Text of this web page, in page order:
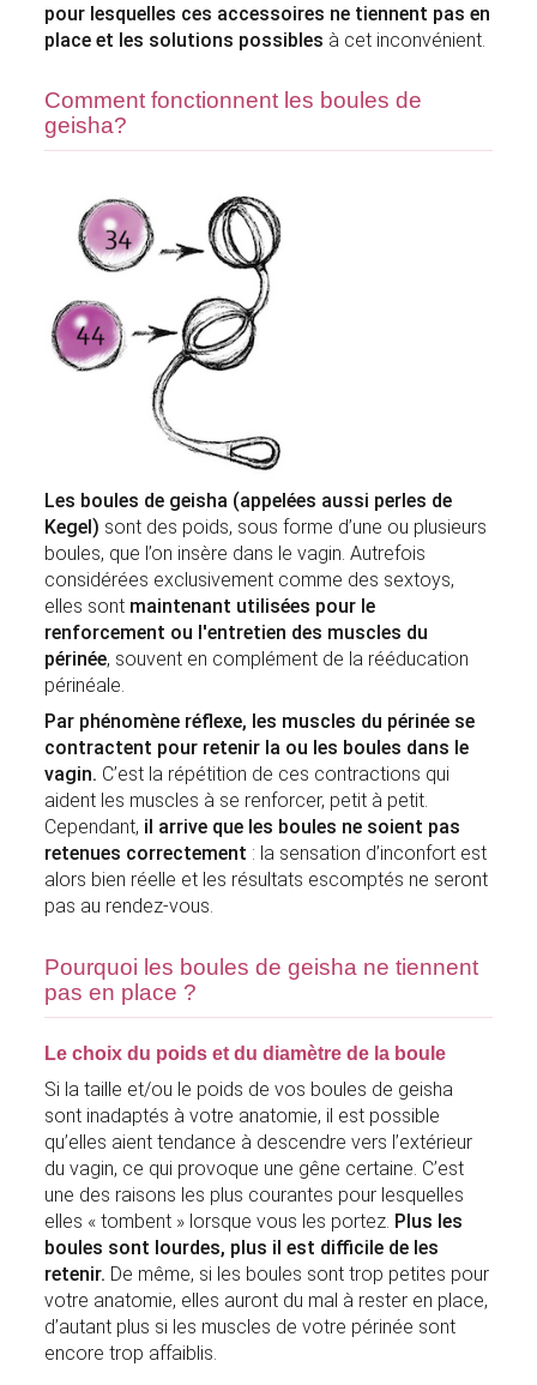
pour lesquelles ces accessoires ne tiennent pas en
place et les solutions possibles à cet inconvénient.
Comment fonctionnent les boules de
geisha?
Les boules de geisha (appelées aussi perles de
Kegel) sont des poids, sous forme d’une ou plusieurs
boules, que l’on insère dans le vagin. Autrefois
considérées exclusivement comme des sextoys,
elles sont maintenant utilisées pour le
renforcement ou l'entretien des muscles du
périnée, souvent en complément de la rééducation
périnéale.
Par phénomène réflexe, les muscles du périnée se
contractent pour retenir la ou les boules dans le
vagin. C’est la répétition de ces contractions qui
aident les muscles à se renforcer, petit à petit.
Cependant, il arrive que les boules ne soient pas
retenues correctement : la sensation d’inconfort est
alors bien réelle et les résultats escomptés ne seront
pas au rendez-vous.
Pourquoi les boules de geisha ne tiennent
pas en place ?
Le choix du poids et du diamètre de la boule
Si la taille et/ou le poids de vos boules de geisha
sont inadaptés à votre anatomie, il est possible
qu’elles aient tendance à descendre vers l’extérieur
du vagin, ce qui provoque une gêne certaine. C’est
une des raisons les plus courantes pour lesquelles
elles « tombent » lorsque vous les portez. Plus les
boules sont lourdes, plus il est difficile de les
retenir. De même, si les boules sont trop petites pour
votre anatomie, elles auront du mal à rester en place,
d’autant plus si les muscles de votre périnée sont
encore trop affaiblis.